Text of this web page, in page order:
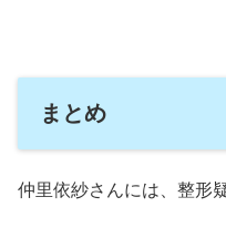
まとめ
仲里依紗さんには、整形